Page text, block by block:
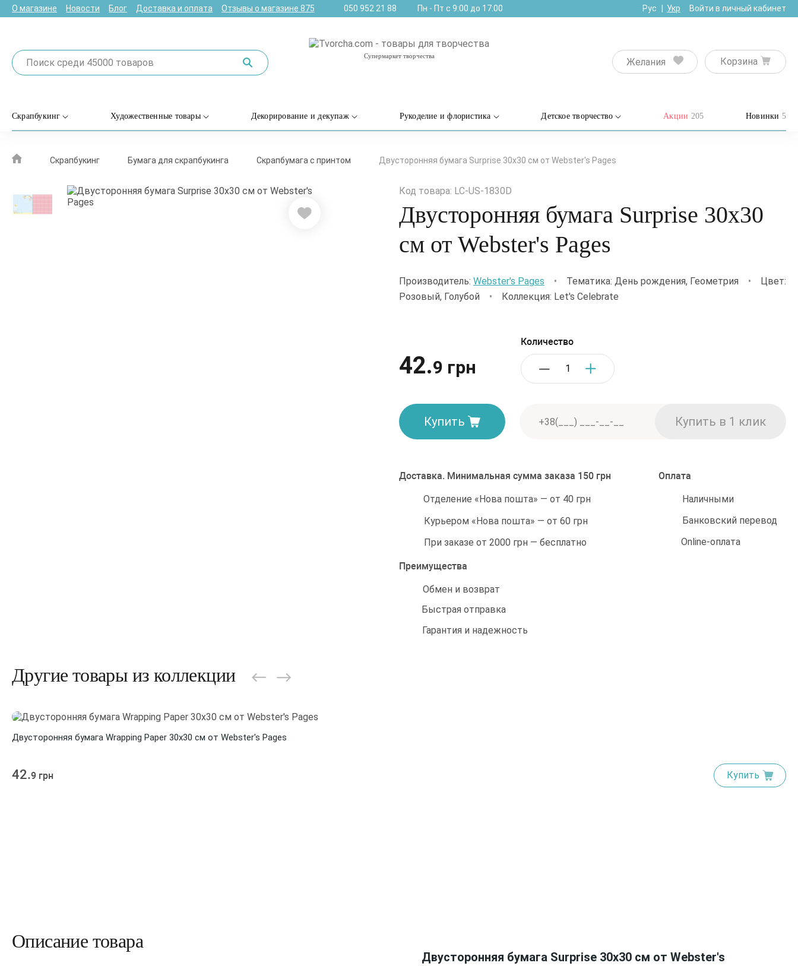
О магазине Новости Блог Доставка и оплата Отзывы о магазине 875 050 952 21 88 Пн - Пт с 9:00 до 17:00 Рус Укр Войти в личный кабинет
Супермаркет творчества
Желания Корзина
Скрапбукинг Художественные товары Декорирование и декупаж Рукоделие и флористика Детское творчество Акции 205 Новинки 5
Скрапбукинг Бумага для скрапбукинга Скрапбумага с принтом Двусторонняя бумага Surprise 30х30 см от Webster's Pages
Код товара: LC-US-1830D
Двусторонняя бумага Surprise 30х30
см от Webster's Pages
Производитель: Webster's Pages • Тематика: День рождения, Геометрия •
Цвет:
Розовый, Голубой
• Коллекция: Let's Celebrate
42.9 грн
Количество
Купить
Доставка. Минимальная сумма заказа 150 грн
Отделение «Нова пошта» — от 40 грн
Курьером «Нова пошта» — от 60 грн
При заказе от 2000 грн — бесплатно
Оплата
Наличными
Банковский перевод
Online-оплата
Преимущества
Обмен и возврат
Быстрая отправка
Гарантия и надежность
Другие товары из коллекции
Двусторонняя бумага Wrapping Paper 30х30 см от Webster's Pages
42.9 грн Купить
Описание товара
Двусторонняя бумага Surprise 30х30 см от Webster's